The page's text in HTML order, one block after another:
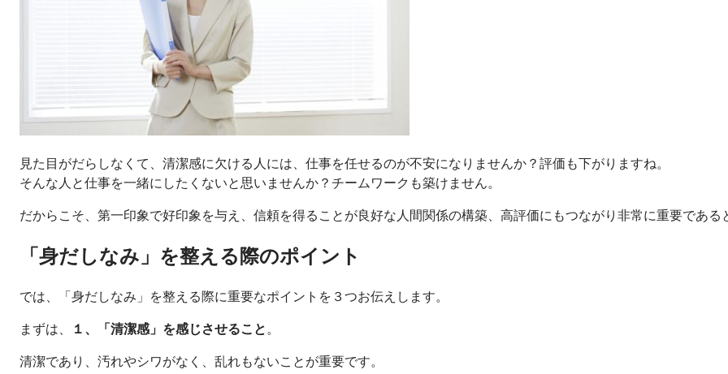
見た目がだらしなくて、清潔感に欠ける人には、仕事を任せるのが不安になりませんか？評価も下がりますね。
そんな人と仕事を一緒にしたくないと思いませんか？チームワークも築けません。
だからこそ、第一印象で好印象を与え、信頼を得ることが良好な人間関係の構築、高評価にもつながり非常に重要である
「身だしなみ」を整える際のポイント
では、「身だしなみ」を整える際に重要なポイントを３つお伝えします。
まずは、 １、「清潔感」を感じさせること 。
清潔であり、汚れやシワがなく、乱れもないことが重要です。